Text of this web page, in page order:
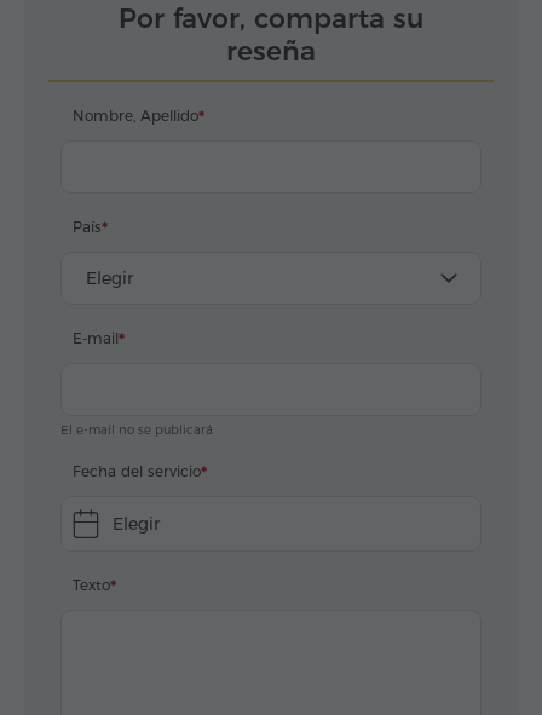
needed and support very promptly.
This company is highly recommended. (5 stars)
Por favor, comparta su
reseña
Nombre, Apellido
País
Elegir
E-mail
El e-mail no se publicará
Fecha del servicio
Elegir
Texto